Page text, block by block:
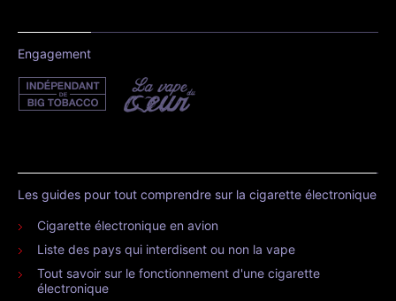
Engagement
Les guides pour tout comprendre sur la cigarette électronique
Cigarette électronique en avion
Liste des pays qui interdisent ou non la vape
Tout savoir sur le fonctionnement d'une cigarette
électronique